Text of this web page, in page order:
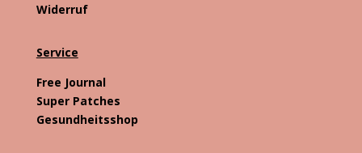
Widerruf
Service
Free Journal
Super Patches
Gesundheitsshop